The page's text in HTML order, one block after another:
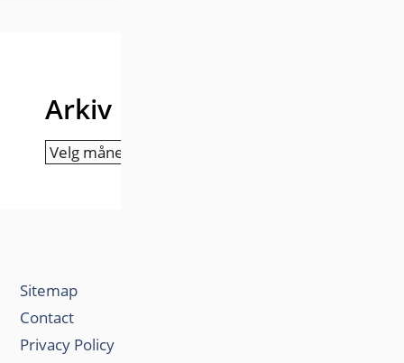
Arkiv
Arkiv
Sitemap
Contact
Privacy Policy